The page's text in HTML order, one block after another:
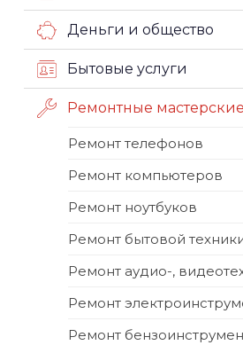
Деньги и общество
Бытовые услуги
Ремонтные мастерские
Ремонт телефонов
Ремонт компьютеров
Ремонт ноутбуков
Ремонт бытовой
Ремонт аудио-,
Ремонт
Ремонт